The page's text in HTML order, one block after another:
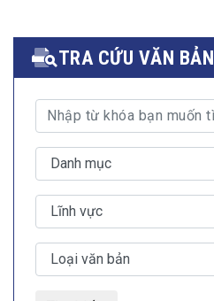
TRA CỨU VĂN BẢN